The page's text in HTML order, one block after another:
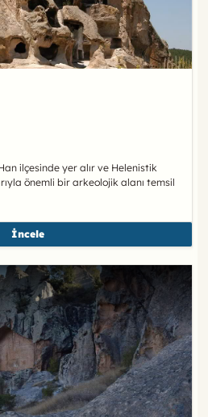
ilçesinde yer alır ve Helenistik
önemli bir arkeolojik alanı temsil
İncele